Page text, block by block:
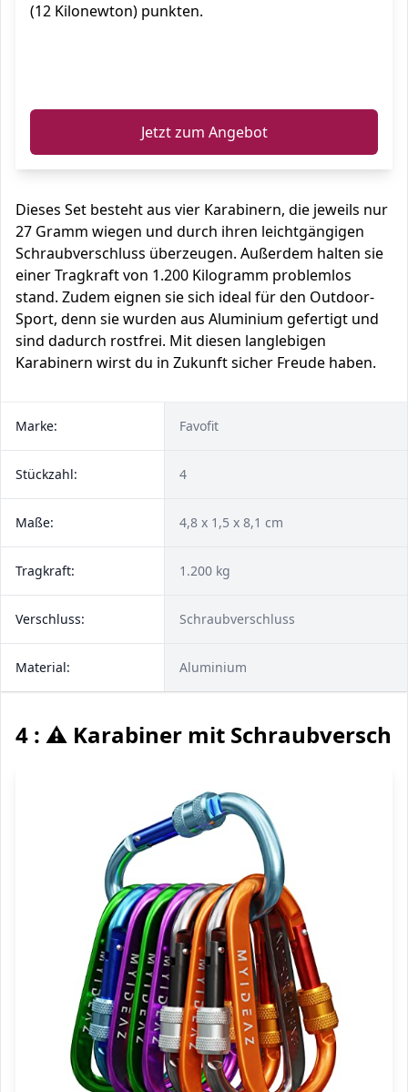
(12 Kilonewton) punkten.
Jetzt zum Angebot
Dieses Set besteht aus vier Karabinern, die jeweils nur
27 Gramm wiegen und durch ihren leichtgängigen
Schraubverschluss überzeugen. Außerdem halten sie
einer Tragkraft von 1.200 Kilogramm problemlos
stand. Zudem eignen sie sich ideal für den Outdoor-
Sport, denn sie wurden aus Aluminium gefertigt und
sind dadurch rostfrei. Mit diesen langlebigen
Karabinern wirst du in Zukunft sicher Freude haben.
Marke: Favofit
Stückzahl: 4
Maße: 4,8 x 1,5 x 8,1 cm
Tragkraft: 1.200 kg
Verschluss: Schraubverschluss
Material: Aluminium
4 : ⚠️ Karabiner mit